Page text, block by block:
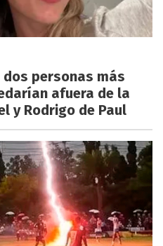
personas más
afuera de la
y Rodrigo de Paul